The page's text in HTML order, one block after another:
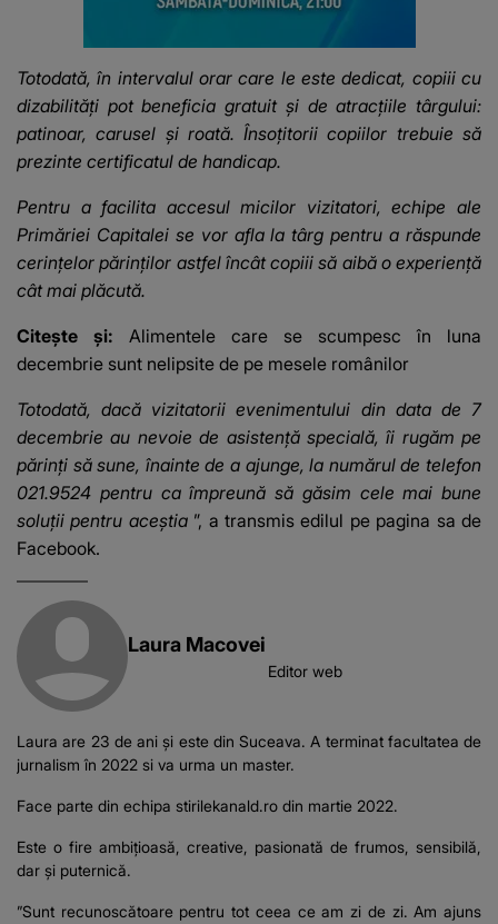
Totodată, în intervalul orar care le este dedicat, copiii cu
dizabilități pot beneficia gratuit și de atracțiile târgului:
patinoar, carusel și roată. Însoțitorii copiilor trebuie să
prezinte certificatul de handicap.
Pentru a facilita accesul micilor vizitatori, echipe ale
Primăriei Capitalei se vor afla la târg pentru a răspunde
cerințelor părinților astfel încât copiii să aibă o experiență
cât mai plăcută.
Citește și: Alimentele care se scumpesc în luna
decembrie sunt nelipsite de pe mesele românilor
Totodată, dacă vizitatorii evenimentului din data de 7
decembrie au nevoie de asistență specială, îi rugăm pe
părinți să sune, înainte de a ajunge, la numărul de telefon
021.9524 pentru ca împreună să găsim cele mai bune
soluții pentru aceștia ”, a transmis edilul pe pagina sa de
Facebook.
Laura Macovei
Editor web
Laura are 23 de ani și este din Suceava. A terminat facultatea de
jurnalism în 2022 si va urma un master.
Face parte din echipa stirilekanald.ro din martie 2022.
Este o fire ambițioasă, creative, pasionată de frumos, sensibilă,
dar și puternică.
”Sunt recunoscătoare pentru tot ceea ce am zi de zi. Am ajuns